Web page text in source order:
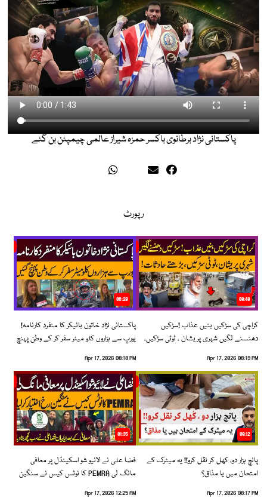
پاکستانی نژاد برطانوی باکسر حمزہ شیراز عالمی چیمپئن بن گئے
رپورٹ
08:48
کراچی کی سڑکیں بنیں عذاب !سڑکیں
دھنسنے لگیں شہری پریشان ، ٹوٹی سڑکیں،
Apr 17, 2026 08:19 PM
06:28
پاکستانی نژاد خاتون بائیکر کا منفرد کارنامہ!
یورپ سے ہزاروں کلو میٹر سفر کر کے وطن پہنچ
Apr 17, 2026 08:18 PM
09:12
پانچ ہزار دو، کھل کر نقل کرو!! یہ میٹرک کے
امتحان میں یا مذاق؟
Apr 17, 2026 08:17 PM
01:35
فضا علی نے لائیو شو اسکینڈل پر معافی
مانگ لی PEMRA کا نوٹس کیس نے سنگین
Apr 17, 2026 12:25 AM